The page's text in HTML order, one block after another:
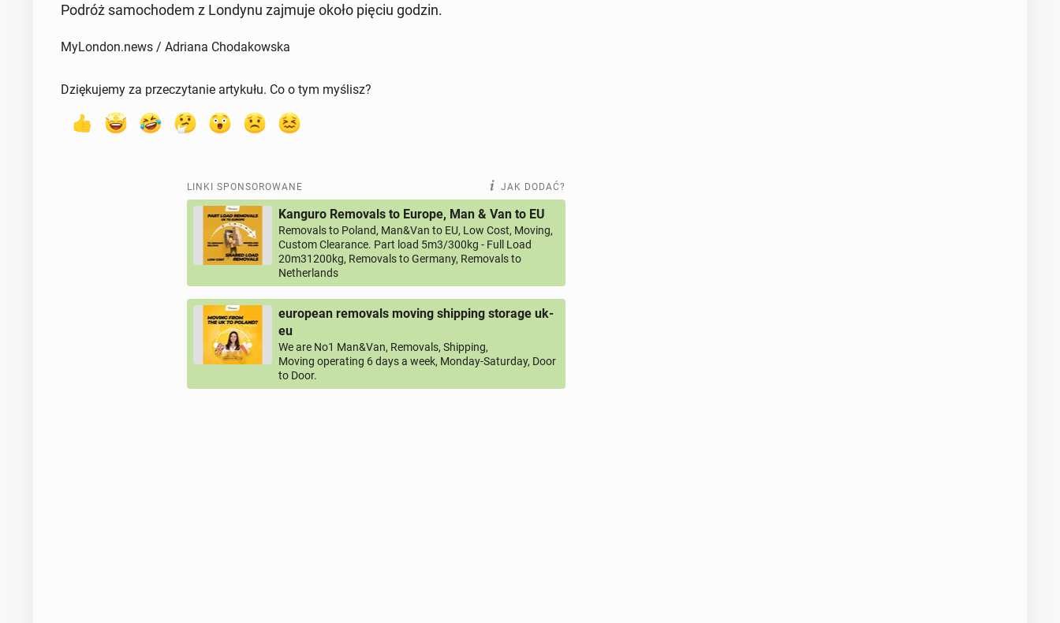
Podróż sa­mo­cho­dem z Londynu zajmuje około pięciu godzin.
MyLondon.news / Adriana Chodakowska
Dziękujemy za przeczytanie artykułu. Co o tym myślisz?
LINKI SPONSOROWANE JAK DODAĆ?
Kanguro Removals to Europe, Man & Van to EU
Removals to Poland, Man&Van to EU, Low Cost, Moving,
Custom Clearance. Part load 5m3/300kg - Full Load
20m31200kg, Removals to Germany, Removals to
Netherlands
european removals moving shipping storage uk-
eu
We are No1 Man&Van, Removals, Shipping,
Moving operating 6 days a week, Monday-Saturday, Door
to Door.